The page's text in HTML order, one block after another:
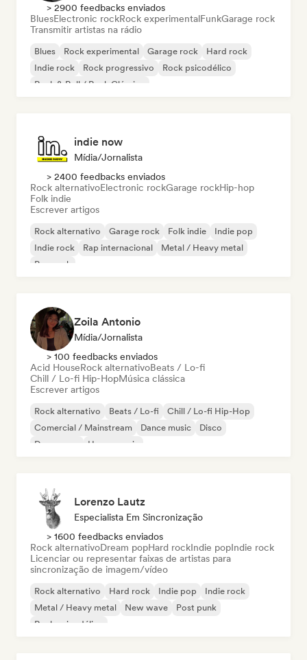
> 2900 feedbacks enviados
BluesElectronic rockRock experimentalFunkGarage rock
Transmitir artistas na rádio
Blues Rock experimental Garage rock
Hard rock
Indie rock
Rock progressivo
Rock psicodélico
Rock & Roll / Rock Clássico
indie now
Mídia/Jornalista
> 2400 feedbacks enviados
Rock alternativoElectronic rockGarage rockHip-hop
Folk indie
Escrever artigos
Rock alternativo Garage rock Folk indie
Indie pop
Indie rock
Rap internacional
Metal / Heavy metal
Pop rock
Zoila Antonio
Mídia/Jornalista
> 100 feedbacks enviados
Acid HouseRock alternativoBeats / Lo-fi
Chill / Lo-fi Hip-HopMúsica clássica
Escrever artigos
Rock alternativo Beats / Lo-fi
Chill / Lo-fi Hip-Hop
Comercial / Mainstream
Dance music
Disco
Dream pop
House music
Lorenzo Lautz
Especialista Em Sincronização
> 1600 feedbacks enviados
Rock alternativoDream popHard rockIndie popIndie rock
Licenciar ou representar faixas de artistas para
sincronização de imagem/vídeo
Rock alternativo Hard rock Indie pop
Indie rock
Metal / Heavy metal
New wave
Post punk
Rock psicodélico